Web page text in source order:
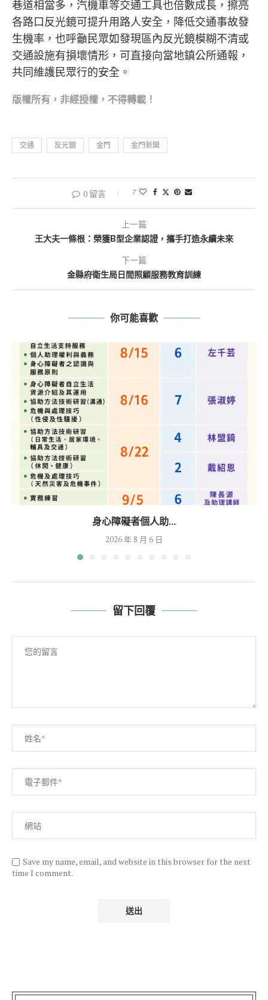
巷道相當多，汽機車等交通工具也倍數成長，擦亮
各路口反光鏡可提升用路人安全，降低交通事故發
生機率，也呼籲民眾如發現區內反光鏡模糊不清或
交通設施有損壞情形，可直接向當地鎮公所通報，
共同維護民眾行的安全。
版權所有，非經授權，不得轉載！
交通 反光鏡 金門 金門新聞
0 留言 7
上一篇
王大夫一條根：榮獲B型企業認證，攜手打造永續未來
下一篇
金縣府衛生局日間照顧服務教育訓練
你可能喜歡
身心障礙者個人助...
2026 年 8 月 6 日
留下回覆
Save my name, email, and website in this browser for the next
time I comment.